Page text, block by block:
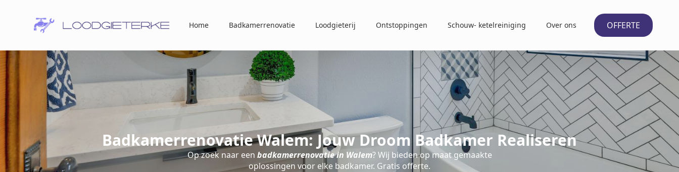
Home Badkamerrenovatie Loodgieterij Ontstoppingen Schouw- ketelreiniging Over ons OFFERTE
Badkamerrenovatie Walem: Jouw Droom Badkamer Realiseren
Op zoek naar een badkamerrenovatie in Walem? Wij bieden op maat gemaakte
oplossingen voor elke badkamer. Gratis offerte.